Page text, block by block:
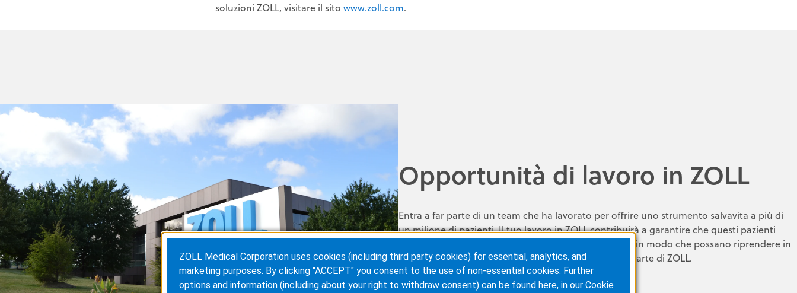
soluzioni ZOLL, visitare il sito www.zoll.com.
Opportunità di lavoro in ZOLL
Entra a far parte di un team che ha lavorato per offrire uno strumento salvavita a più di
un milione di pazienti. Il tuo lavoro in ZOLL contribuirà a garantire che questi pazienti
cardiopatici ricevano le terapie di cui hanno bisogno, in modo che possano riprendere in
mano la propria vita. Fai la differenza entrando a far parte di ZOLL.
ZOLL Medical Corporation uses cookies (including third party cookies) for essential, analytics, and
marketing purposes. By clicking "ACCEPT" you consent to the use of non-essential cookies. Further
options and information (including about your right to withdraw consent) can be found here, in our Cookie